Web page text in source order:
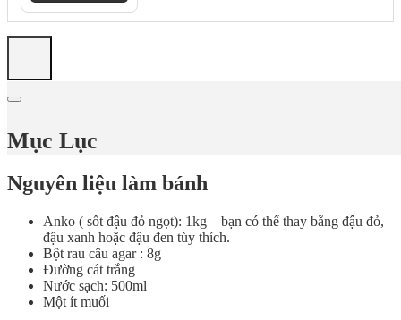
Mục Lục
Nguyên liệu làm bánh
Anko ( sốt đậu đỏ ngọt): 1kg – bạn có thể thay bằng đậu đỏ,
đậu xanh hoặc đậu đen tùy thích.
Bột rau câu agar : 8g
Đường cát trắng
Nước sạch: 500ml
Một ít muối